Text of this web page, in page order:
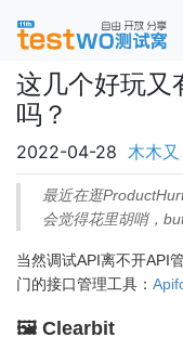
这几个好玩又
吗？
2022-04-28 木木又
最近在逛
会觉得花里胡哨，
当然调试API离不开API
门的接口管理工具：
🖼️ Clearbit